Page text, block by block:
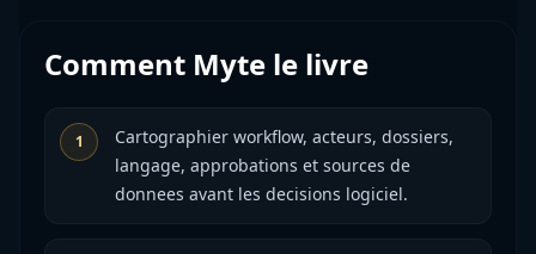
Comment Myte le livre
1
Cartographier workflow, acteurs, dossiers,
langage, approbations et sources de
donnees avant les decisions logiciel.